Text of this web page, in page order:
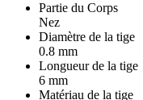
Partie du Corps
Nez
Diamètre de la tige
0.8 mm
Longueur de la tige
6 mm
Matériau de la tige